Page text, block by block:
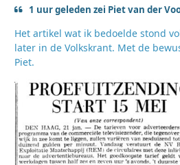
1 uur geleden zei Piet van der
Het artikel wat ik bedoelde stond
later in de Volkskrant. Met de
Piet.